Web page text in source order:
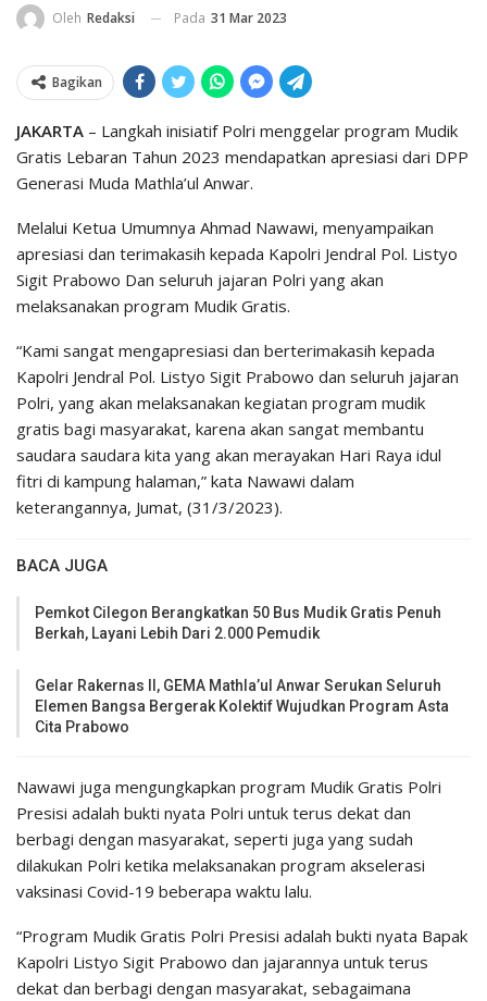
Oleh Redaksi Pada 31 Mar 2023
Bagikan
JAKARTA – Langkah inisiatif Polri menggelar program Mudik
Gratis Lebaran Tahun 2023 mendapatkan apresiasi dari DPP
Generasi Muda Mathla’ul Anwar.
Melalui Ketua Umumnya Ahmad Nawawi, menyampaikan
apresiasi dan terimakasih kepada Kapolri Jendral Pol. Listyo
Sigit Prabowo Dan seluruh jajaran Polri yang akan
melaksanakan program Mudik Gratis.
“Kami sangat mengapresiasi dan berterimakasih kepada
Kapolri Jendral Pol. Listyo Sigit Prabowo dan seluruh jajaran
Polri, yang akan melaksanakan kegiatan program mudik
gratis bagi masyarakat, karena akan sangat membantu
saudara saudara kita yang akan merayakan Hari Raya idul
fitri di kampung halaman,” kata Nawawi dalam
keterangannya, Jumat, (31/3/2023).
BACA JUGA
Pemkot Cilegon Berangkatkan 50 Bus Mudik Gratis Penuh
Berkah, Layani Lebih Dari 2.000 Pemudik
Gelar Rakernas II, GEMA Mathla’ul Anwar Serukan Seluruh
Elemen Bangsa Bergerak Kolektif Wujudkan Program Asta
Cita Prabowo
Nawawi juga mengungkapkan program Mudik Gratis Polri
Presisi adalah bukti nyata Polri untuk terus dekat dan
berbagi dengan masyarakat, seperti juga yang sudah
dilakukan Polri ketika melaksanakan program akselerasi
vaksinasi Covid-19 beberapa waktu lalu.
“Program Mudik Gratis Polri Presisi adalah bukti nyata Bapak
Kapolri Listyo Sigit Prabowo dan jajarannya untuk terus
dekat dan berbagi dengan masyarakat, sebagaimana